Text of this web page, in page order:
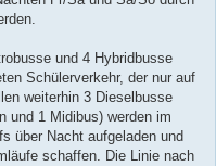
und 4 Hybridbusse
Schülerverkehr, der nur auf
weiterhin 3 Dieselbusse
und 1 Midibus) werden im
über Nacht aufgeladen und
schaffen. Die Linie nach